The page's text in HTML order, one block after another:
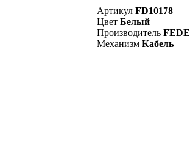
Артикул FD10178
Цвет Белый
Производитель FEDE
Механизм Кабель